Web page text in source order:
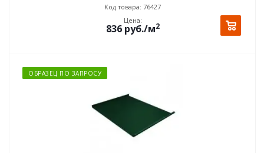
Код товара: 76427
Цена:
836руб./м2
ОБРАЗЕЦ ПО ЗАПРОСУ